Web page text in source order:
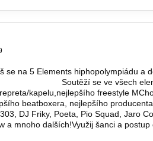
se na 5 Elements hiphopolympiádu a
Soutěží se ve všech
kapelu,nejlepšího freestyle
beatboxera, nejlepšího
DJ Friky, Poeta, Pio Squad, Jaro
a mnoho dalších!Využij šanci a